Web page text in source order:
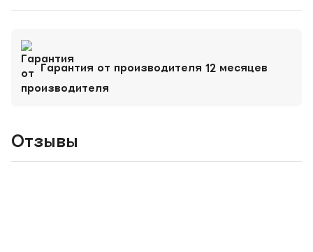
Гарантия от производителя 12 месяцев
Отзывы